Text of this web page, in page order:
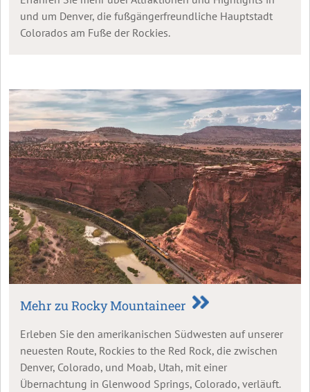
und um Denver, die fußgängerfreundliche Hauptstadt
Colorados am Fuße der Rockies.
Mehr zu Rocky Mountaineer
Erleben Sie den amerikanischen Südwesten auf unserer
neuesten Route, Rockies to the Red Rock, die zwischen
Denver, Colorado, und Moab, Utah, mit einer
Übernachtung in Glenwood Springs, Colorado, verläuft.